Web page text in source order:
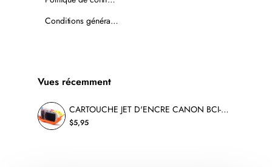
Conditions générales de vente
Vues récemment
CARTOUCHE JET D'ENCRE CANON BCI-3EM/6M COMPATIBLE MAGENTA
$5,95